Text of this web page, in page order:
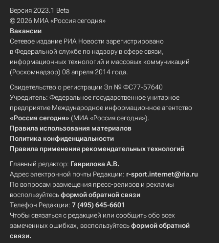
Версия 2023.1 Beta
© 2026 МИА «Россия сегодня»
Вакансии
Сетевое издание РИА Новости зарегистрировано
в Федеральной службе по надзору в сфере связи,
информационных технологий и массовых коммуникаций
(Роскомнадзор) 08 апреля 2014 года.
Свидетельство о регистрации Эл № ФС77-57640
Учредитель: Федеральное государственное унитарное
предприятие Международное информационное агентство
«Россия сегодня» (МИА «Россия сегодня»).
Правила использования материалов
Политика конфиденциальности
Правила применения рекомендательных технологий
Главный редактор: Гаврилова А.В.
Адрес электронной почты Редакции: r-sport.internet@ria.ru
По вопросам размещения пресс-релизов и рекламы
воспользуйтесьформой обратной связи
Телефон Редакции: 7 (495) 645-6601
Чтобы связаться с редакцией или сообщить обо всех
замеченных ошибках, воспользуйтесьформой обратной
связи.